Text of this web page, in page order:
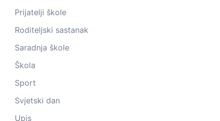
Prijatelji škole
Roditeljski sastanak
Saradnja škole
Škola
Sport
Svjetski dan
Upis